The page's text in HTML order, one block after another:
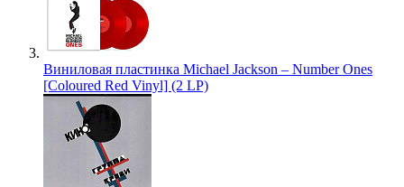
Виниловая пластинка Michael Jackson – Number Ones
[Coloured Red Vinyl] (2 LP)